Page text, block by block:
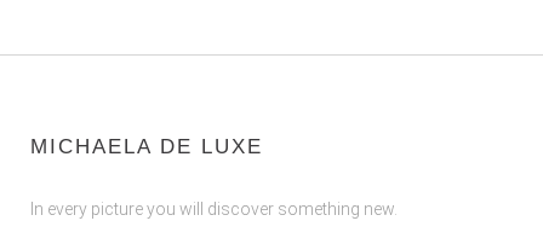
MICHAELA DE LUXE
In every picture you will discover something new.